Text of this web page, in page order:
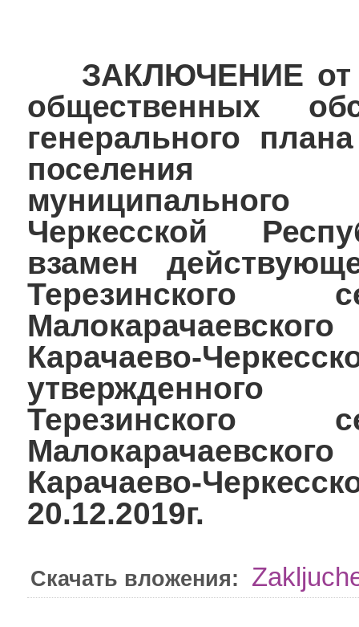
ЗАКЛЮЧЕНИЕ от
общественных
генерального
поселения
Черкесской
взамен
Терезинского
Карачаево-
Терезинского
Карачаево-
20.12.2019г.
Скачать вложения: